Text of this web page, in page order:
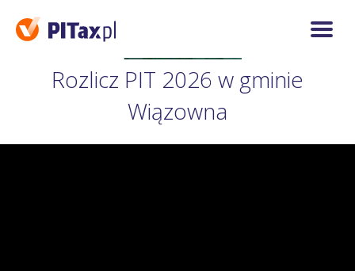
Rozlicz PIT 2026 w gminie
Wiązowna